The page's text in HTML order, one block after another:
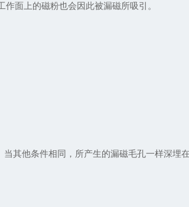
面上的磁粉也会因此被漏磁所吸引。
他条件相同，所产生的漏磁毛孔一样深埋在